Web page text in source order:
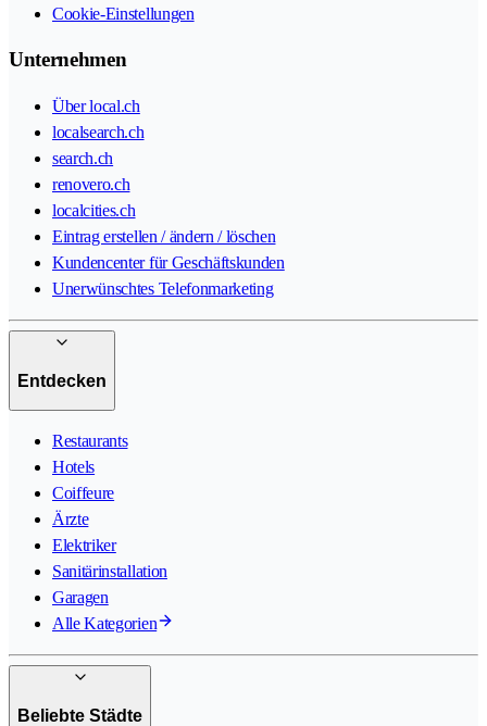
Cookie-Einstellungen
Unternehmen
Über local.ch
localsearch.ch
search.ch
renovero.ch
localcities.ch
Eintrag erstellen / ändern / löschen
Kundencenter für Geschäftskunden
Unerwünschtes Telefonmarketing
Entdecken
Restaurants
Hotels
Coiffeure
Ärzte
Elektriker
Sanitärinstallation
Garagen
Alle Kategorien
Beliebte Städte